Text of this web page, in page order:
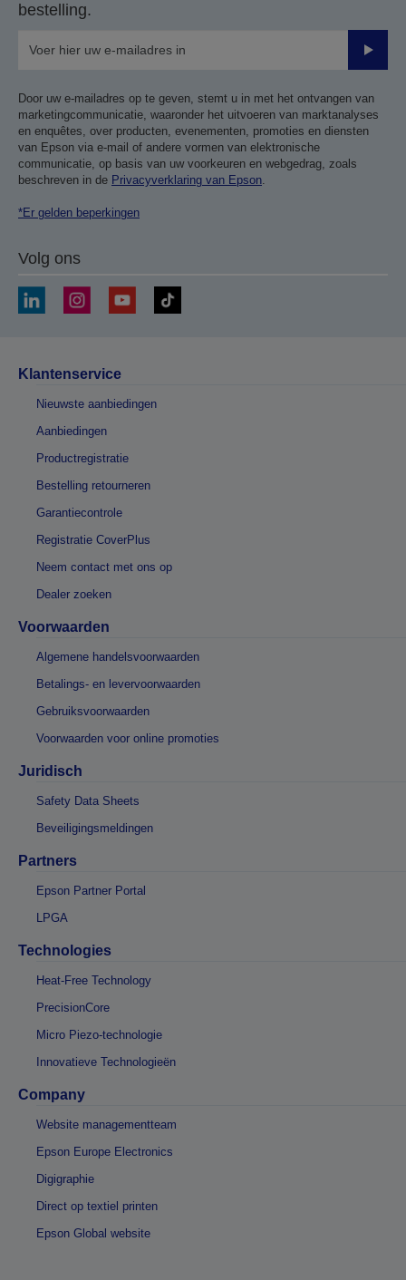
bestelling.
Door uw e-mailadres op te geven, stemt u in met het ontvangen van
marketingcommunicatie, waaronder het uitvoeren van marktanalyses
en enquêtes, over producten, evenementen, promoties en diensten
van Epson via e-mail of andere vormen van elektronische
communicatie, op basis van uw voorkeuren en webgedrag, zoals
beschreven in de Privacyverklaring van Epson.
*Er gelden beperkingen
Volg ons
Klantenservice
Nieuwste aanbiedingen
Aanbiedingen
Productregistratie
Bestelling retourneren
Garantiecontrole
Registratie CoverPlus
Neem contact met ons op
Dealer zoeken
Voorwaarden
Algemene handelsvoorwaarden
Betalings- en levervoorwaarden
Gebruiksvoorwaarden
Voorwaarden voor online promoties
Juridisch
Safety Data Sheets
Beveiligingsmeldingen
Partners
Epson Partner Portal
LPGA
Technologies
Heat-Free Technology
PrecisionCore
Micro Piezo-technologie
Innovatieve Technologieën
Company
Website managementteam
Epson Europe Electronics
Digigraphie
Direct op textiel printen
Epson Global website